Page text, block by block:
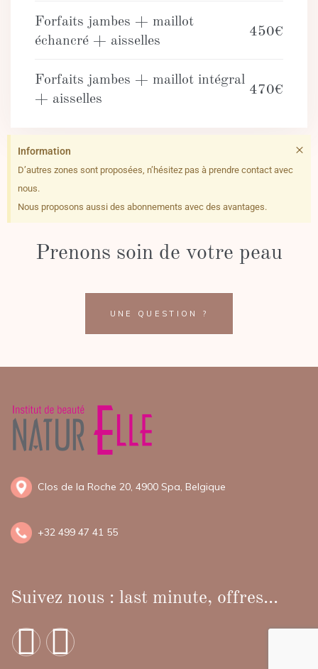
Forfaits jambes + maillot
échancré + aisselles
450€
Forfaits jambes + maillot intégral
+ aisselles
470€
Information
D’autres zones sont proposées, n’hésitez pas à prendre contact avec
nous.
Nous proposons aussi des abonnements avec des avantages.
×
Prenons soin de votre peau
UNE QUESTION ?
Clos de la Roche 20, 4900 Spa, Belgique
+32 499 47 41 55
Suivez nous : last minute, offres...